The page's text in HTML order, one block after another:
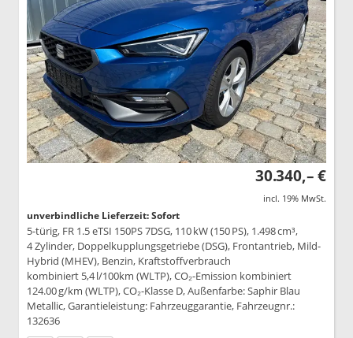
30.340,– €
incl. 19% MwSt.
unverbindliche Lieferzeit: Sofort
5-türig, FR 1.5 eTSI 150PS 7DSG, 110 kW (150 PS), 1.498 cm³,
4 Zylinder, Doppelkupplungsgetriebe (DSG), Frontantrieb, Mild-
Hybrid (MHEV), Benzin, Kraftstoffverbrauch
kombiniert 5,4 l/100km (WLTP), CO₂-Emission kombiniert
124.00 g/km (WLTP), CO₂-Klasse D, Außenfarbe: Saphir Blau
Metallic, Garantieleistung: Fahrzeuggarantie, Fahrzeugnr.:
132636